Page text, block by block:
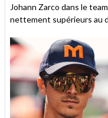
Johann Zarco dans le
nettement supérieurs au